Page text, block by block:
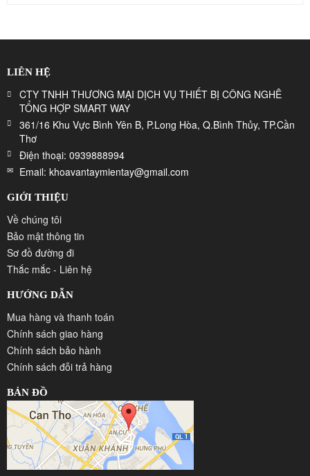
LIÊN HỆ
CTY TNHH THƯƠNG MẠI DỊCH VỤ THIẾT BỊ CÔNG NGHÊ
TỔNG HỢP SMART WAY
Thơ
Điện thoại: 0939888994
Email: khoavantaymientay@gmail.com
GIỚI THIỆU
Bảo mật thông tin
Sơ đồ đường đi
Thắc mắc - Liên hệ
HƯỚNG DẪN
Chính sách giao hàng
Chính sách bảo hành
Chính sách đỗi trả hàng
BẢN ĐỒ